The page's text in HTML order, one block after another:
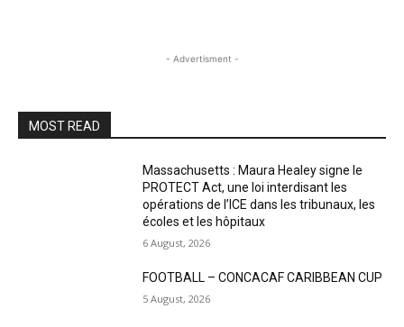
- Advertisment -
MOST READ
Massachusetts : Maura Healey signe le
PROTECT Act, une loi interdisant les
opérations de l’ICE dans les tribunaux, les
écoles et les hôpitaux
6 August, 2026
FOOTBALL – CONCACAF CARIBBEAN CUP
5 August, 2026